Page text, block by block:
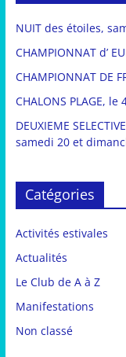
NUIT des étoiles,
CHAMPIONNAT d’
CHAMPIONNAT DE
CHALONS PLAGE,
DEUXIEME
samedi 20 et
Catégories
Activités estivales
Actualités
Le Club de A à Z
Manifestations
Non classé